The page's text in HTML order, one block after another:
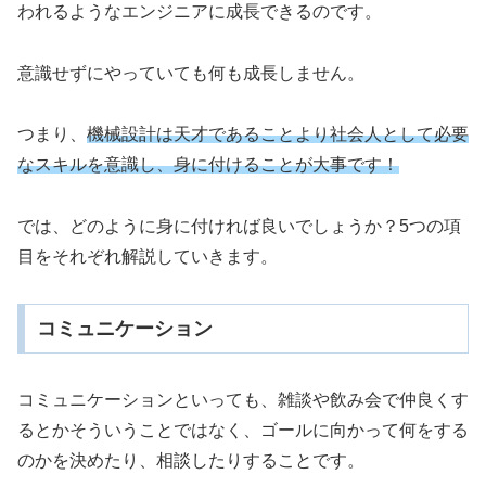
われるようなエンジニアに成長できるのです。
意識せずにやっていても何も成長しません。
つまり、 機械設計は天才であることより社会人として必要
なスキルを意識し、身に付けることが大事です！
では、どのように身に付ければ良いでしょうか？5つの項
目をそれぞれ解説していきます。
コミュニケーション
コミュニケーションといっても、雑談や飲み会で仲良くす
るとかそういうことではなく、ゴールに向かって何をする
のかを決めたり、相談したりすることです。